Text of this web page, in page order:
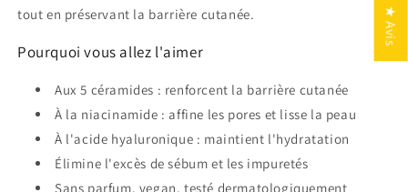
tout en préservant la barrière cutanée.
Pourquoi vous allez l'aimer
Aux 5 céramides : renforcent la barrière cutanée
À la niacinamide : affine les pores et lisse la peau
À l'acide hyaluronique : maintient l'hydratation
Élimine l'excès de sébum et les impuretés
Sans parfum, vegan, testé dermatologiquement
★ Avis